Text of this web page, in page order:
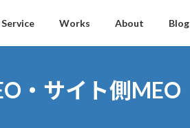
Service Works About Blog
・サイト側MEO